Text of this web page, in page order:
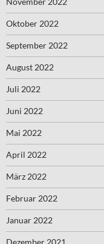
Oktober 2022
September 2022
August 2022
Juli 2022
Juni 2022
Mai 2022
April 2022
März 2022
Februar 2022
Januar 2022
Dezember 2021